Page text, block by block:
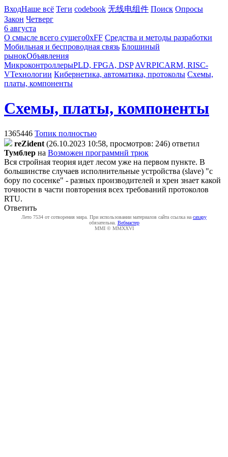
ВходНаше всё Теги codebook 无线电组件 Поиск Опросы
Закон Четверг
6 августа
О смысле всего сущего0xFF Средства и методы разработки
Мобильная и беспроводная связь Блошиный
рынокОбъявления
МикроконтроллерыPLD, FPGA, DSP AVRPICARM, RISC-
VТехнологии Кибернетика, автоматика, протоколы Схемы,
платы, компоненты
Схемы, платы, компоненты
1365446 Топик полностью
reZident (26.10.2023 10:58, просмотров: 246) ответил
Tyмблep на Возможен программнй трюк
Вся стройная теория идет лесом уже на первом пункте. В
большинстве случаев исполнительные устройства (slave) "с
бору по сосенке" - разных производителей и хрен знает какой
точности в части повторения всех требований протоколов
RTU.
Ответить
Лето 7534 от сотворения мира. При использовании материалов сайта ссылка на caxapу
обязательна. Вебмастер
MMI © MMXXVI